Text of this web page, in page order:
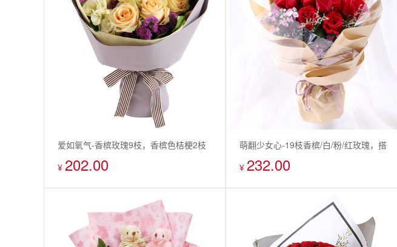
爱如氧气-香槟玫瑰9枝，香槟色桔梗2枝
¥ 202.00
萌翻少女心-19枝香槟/白/粉/红玫瑰，搭
配相思梅，情人草，绿叶点缀
¥ 232.00